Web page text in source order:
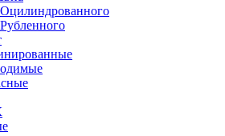
Оцилиндрованного
Рубленного